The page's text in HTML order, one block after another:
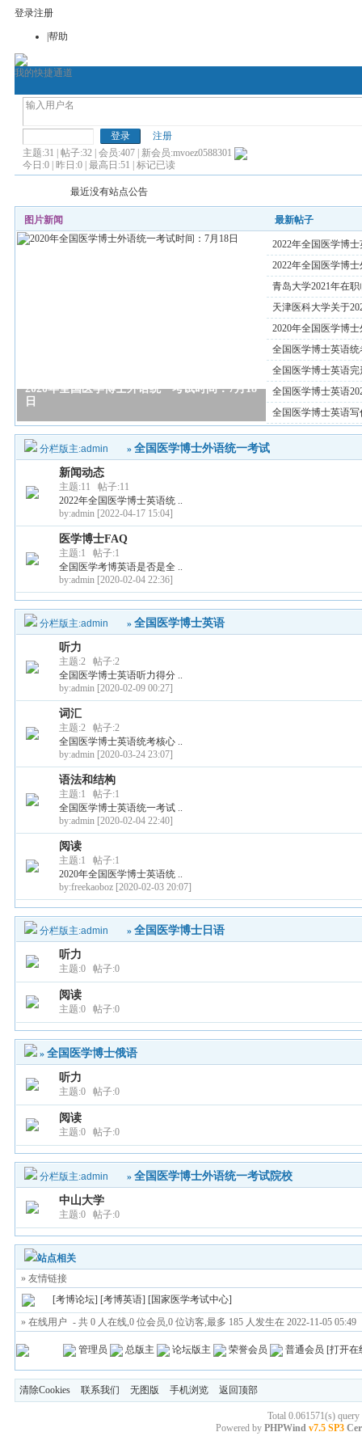
登录注册
|帮助
我的快捷通道
全国医学博士外语
注册
主题:31 | 帖子:32 | 会员:407 | 新会员:mvoez0588301
今日:0 | 昨日:0 | 最高日:51 | 标记已读
最近没有站点公告
图片新闻
2020年全国医学博士外语统一考试时间：7月18
日
最新帖子
2022年全国医学博
2022年全国医学博
青岛大学2021年在
天津医科大学关于
2020年全国医学博
全国医学博士英语
全国医学博士英语
全国医学博士英语
全国医学博士英语
分栏版主:admin » 全国医学博士外语统一考试
新闻动态
主题:11 帖子:11
2022年全国医学博士英语统 ..
by:admin [2022-04-17 15:04]
医学博士FAQ
主题:1 帖子:1
全国医学考博英语是否是全 ..
by:admin [2020-02-04 22:36]
分栏版主:admin » 全国医学博士英语
听力
主题:2 帖子:2
全国医学博士英语听力得分 ..
by:admin [2020-02-09 00:27]
词汇
主题:2 帖子:2
全国医学博士英语统考核心 ..
by:admin [2020-03-24 23:07]
语法和结构
主题:1 帖子:1
全国医学博士英语统一考试 ..
by:admin [2020-02-04 22:40]
阅读
主题:1 帖子:1
2020年全国医学博士英语统 ..
by:freekaoboz [2020-02-03 20:07]
分栏版主:admin » 全国医学博士日语
听力
主题:0 帖子:0
阅读
主题:0 帖子:0
» 全国医学博士俄语
听力
主题:0 帖子:0
阅读
主题:0 帖子:0
分栏版主:admin » 全国医学博士外语统一考试院校
中山大学
主题:0 帖子:0
站点相关
» 友情链接
[考博论坛] [考博英语] [国家医学考试中心]
» 在线用户 - 共 0 人在线,0 位会员,0 位访客,最多 185 人发生在 2022-11-05 05:49
管理员 总版主 论坛版主 荣誉会员 普通会员 [打开在
清除Cookies 联系我们 无图版 手机浏览 返回顶部
Total 0.061571(s)
Powered by PHPWind v7.5 SP3